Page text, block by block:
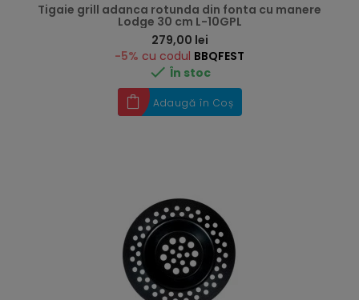
Tigaie grill adanca rotunda din fonta cu manere
Lodge 30 cm L-10GPL
279,00 lei
-5% cu codul BBQFEST
 În stoc
Adaugă în Coș